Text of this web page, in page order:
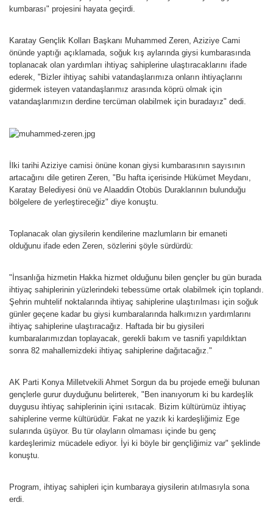
kumbarası" projesini hayata geçirdi.
Karatay Gençlik Kolları Başkanı Muhammed Zeren, Aziziye Cami
önünde yaptığı açıklamada, soğuk kış aylarında giysi kumbarasında
toplanacak olan yardımları ihtiyaç sahiplerine ulaştıracaklarını ifade
ederek, "Bizler ihtiyaç sahibi vatandaşlarımıza onların ihtiyaçlarını
gidermek isteyen vatandaşlarımız arasında köprü olmak için
vatandaşlarımızın derdine tercüman olabilmek için buradayız" dedi.
İlki tarihi Aziziye camisi önüne konan giysi kumbarasının sayısının
artacağını dile getiren Zeren, "Bu hafta içerisinde Hükümet Meydanı,
Karatay Belediyesi önü ve Alaaddin Otobüs Duraklarının bulunduğu
bölgelere de yerleştireceğiz" diye konuştu.
Toplanacak olan giysilerin kendilerine mazlumların bir emaneti
olduğunu ifade eden Zeren, sözlerini şöyle sürdürdü:
"İnsanlığa hizmetin Hakka hizmet olduğunu bilen gençler bu gün burada
ihtiyaç sahiplerinin yüzlerindeki tebessüme ortak olabilmek için toplandı.
Şehrin muhtelif noktalarında ihtiyaç sahiplerine ulaştırılması için soğuk
günler geçene kadar bu giysi kumbaralarında halkımızın yardımlarını
ihtiyaç sahiplerine ulaştıracağız. Haftada bir bu giysileri
kumbaralarımızdan toplayacak, gerekli bakım ve tasnifi yapıldıktan
sonra 82 mahallemizdeki ihtiyaç sahiplerine dağıtacağız."
AK Parti Konya Milletvekili Ahmet Sorgun da bu projede emeği bulunan
gençlerle gurur duyduğunu belirterek, "Ben inanıyorum ki bu kardeşlik
duygusu ihtiyaç sahiplerinin içini ısıtacak. Bizim kültürümüz ihtiyaç
sahiplerine verme kültürüdür. Fakat ne yazık ki kardeşliğimiz Ege
sularında üşüyor. Bu tür olayların olmaması içinde bu genç
kardeşlerimiz mücadele ediyor. İyi ki böyle bir gençliğimiz var" şeklinde
konuştu.
Program, ihtiyaç sahipleri için kumbaraya giysilerin atılmasıyla sona
erdi.